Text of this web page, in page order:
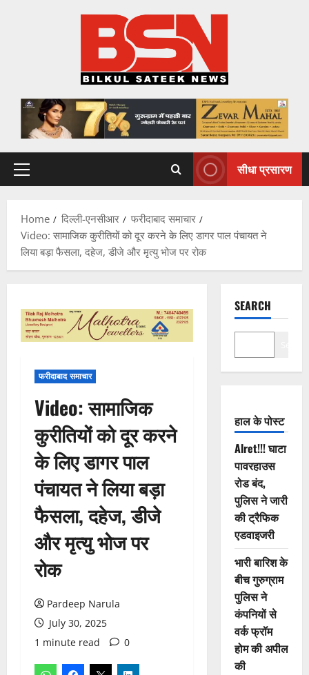
Primary
सीधा प्रसारण
Home दिल्ली-एनसीआर
फरीदाबाद समाचार
Video: सामाजिक कुरीतियों को दूर करने के लिए डागर पाल पंचायत ने
लिया बड़ा फैसला, दहेज, डीजे और मृत्यु भोज पर रोक
फरीदाबाद समाचार
Video: सामाजिक
कुरीतियों को दूर करने
के लिए डागर पाल
पंचायत ने लिया बड़ा
फैसला, दहेज, डीजे
और मृत्यु भोज पर
रोक
Pardeep Narula
July 30, 2025
1 minute read
0
SEARCH
हाल के पोस्ट
Alret!!! घाटा
पावरहाउस
रोड बंद,
पुलिस ने जारी
की ट्रैफिक
एडवाइजरी
भारी बारिश के
बीच गुरुग्राम
पुलिस ने
कंपनियों से
वर्क फ्रॉम
होम की अपील
की